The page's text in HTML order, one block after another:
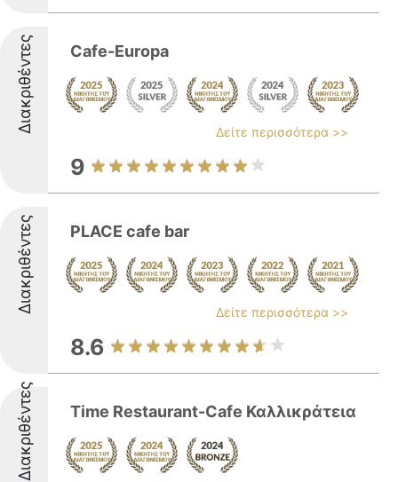
Διακριθέντες Cafe-Europa
Δείτε περισσότερα >>
9
Διακριθέντες PLACE cafe bar
Δείτε περισσότερα >>
8.6
Διακριθέντες Time Restaurant-Cafe Καλλικράτεια